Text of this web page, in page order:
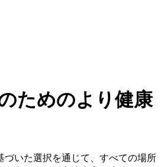
ためのより健康
づいた選択を通じて、すべての場所